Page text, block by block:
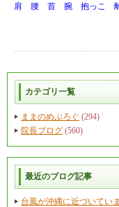
肩 腰 首 腕 抱っこ 離
カテゴリ一覧
ままのめぶろぐ (294)
院長ブログ (560)
最近のブログ記事
台風が沖縄に近づいていま